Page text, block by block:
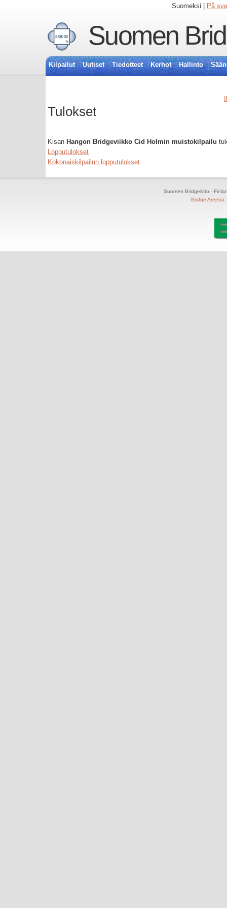
Suomeksi | På
Suomen
Kilpailut Uutiset Tiedotteet Kerhot Hallinto
Tulokset
Kisan Hangon Bridgeviikko Cid Holmin muistokilpailu
Lopputulokset
Kokonaiskilpailun lopputulokset
Suomen Bridgeliitto -
Bridge Areena